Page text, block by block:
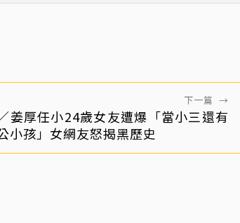
下一篇 →
姜厚任小24歲女友遭爆「當小三還有
小孩」女網友怒揭黑歷史